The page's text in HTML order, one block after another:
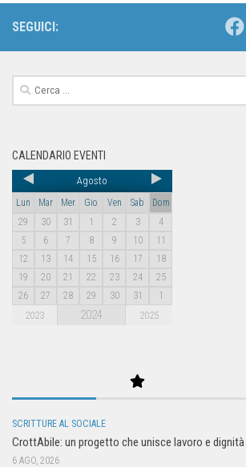
SEGUICI:
CALENDARIO EVENTI
Agosto
Lun Mar Mer Gio Ven Sab
Dom
29
30 31 1 2 3
4
5
6 7 8 9 10
11
12
13 14 15 16 17
18
19
20 21 22 23 24
25
26
27 28 29 30 31 1
2023 2024 2025
SCRITTURE AL SOCIALE
CrottAbile: un progetto che unisce lavoro e dignità
6 AGO, 2026